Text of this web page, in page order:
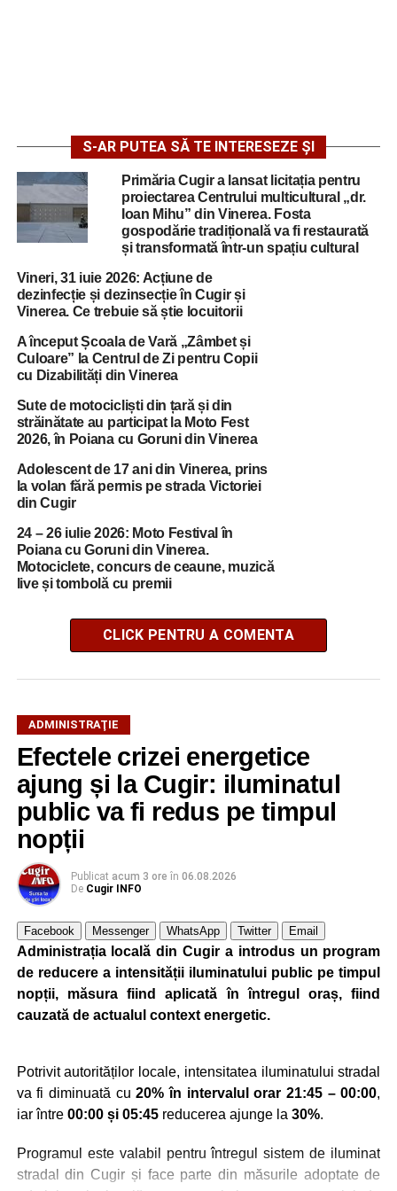
S-AR PUTEA SĂ TE INTERESEZE ȘI
Primăria Cugir a lansat licitația pentru
proiectarea Centrului multicultural „dr.
Ioan Mihu” din Vinerea. Fosta
gospodărie tradițională va fi restaurată
și transformată într-un spațiu cultural
Vineri, 31 iuie 2026: Acțiune de
dezinfecție și dezinsecție în Cugir și
Vinerea. Ce trebuie să știe locuitorii
A început Școala de Vară „Zâmbet și
Culoare” la Centrul de Zi pentru Copii
cu Dizabilități din Vinerea
Sute de motocicliști din țară și din
străinătate au participat la Moto Fest
2026, în Poiana cu Goruni din Vinerea
Adolescent de 17 ani din Vinerea, prins
la volan fără permis pe strada Victoriei
din Cugir
24 – 26 iulie 2026: Moto Festival în
Poiana cu Goruni din Vinerea.
Motociclete, concurs de ceaune, muzică
live și tombolă cu premii
CLICK PENTRU A COMENTA
ADMINISTRAŢIE
Efectele crizei energetice
ajung și la Cugir: iluminatul
public va fi redus pe timpul
nopții
Publicat acum 3 ore în 06.08.2026
De Cugir INFO
Facebook Messenger WhatsApp Twitter Email
Administrația locală din Cugir a introdus un program
de reducere a intensității iluminatului public pe timpul
nopții, măsura fiind aplicată în întregul oraș, fiind
cauzată de actualul context energetic.
Potrivit autorităților locale, intensitatea iluminatului stradal
va fi diminuată cu20% în intervalul orar 21:45 – 00:00,
iar între 00:00 și 05:45reducerea ajunge la 30%.
Programul este valabil pentru întregul sistem de iluminat
stradal din Cugir și face parte din măsurile adoptate de